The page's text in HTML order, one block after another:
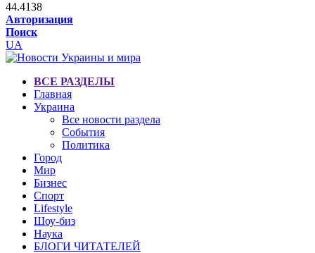
44.4138
Авторизация
Поиск
UA
ВСЕ РАЗДЕЛЫ
Главная
Украина
Все новости раздела
События
Политика
Город
Мир
Бизнес
Спорт
Lifestyle
Шоу-биз
Наука
БЛОГИ ЧИТАТЕЛЕЙ